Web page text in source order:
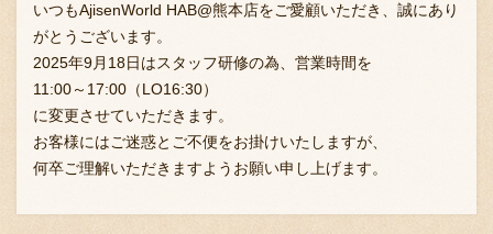
いつもAjisenWorld HAB@熊本店をご愛顧いただき、誠にあり
がとうございます。
2025年9月18日はスタッフ研修の為、営業時間を
11:00～17:00（LO16:30）
に変更させていただきます。
お客様にはご迷惑とご不便をお掛けいたしますが、
何卒ご理解いただきますようお願い申し上げます。